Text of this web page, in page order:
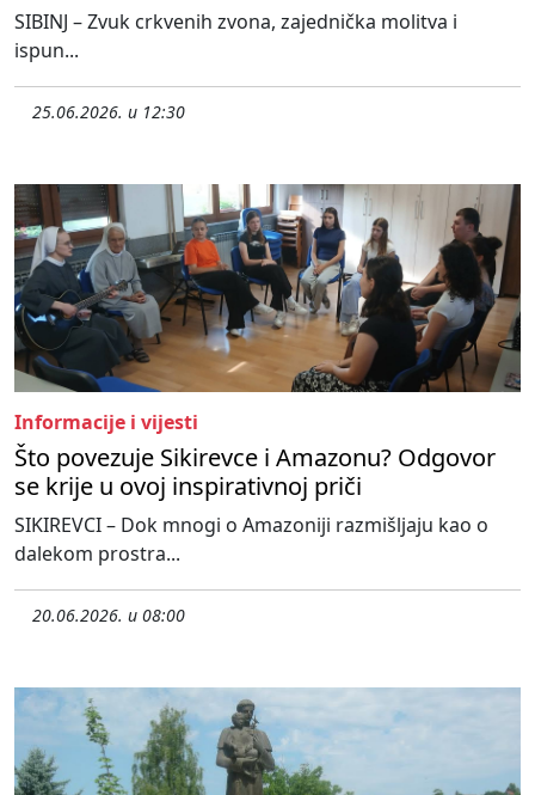
SIBINJ – Zvuk crkvenih zvona, zajednička molitva i
ispun...
25.06.2026. u 12:30
Informacije i vijesti
Što povezuje Sikirevce i Amazonu? Odgovor
se krije u ovoj inspirativnoj priči
SIKIREVCI – Dok mnogi o Amazoniji razmišljaju kao o
dalekom prostra...
20.06.2026. u 08:00